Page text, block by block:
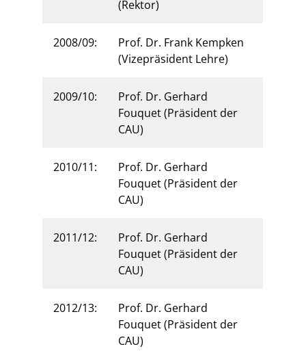
(Rektor)
2008/09:
Prof. Dr. Frank Kempken
(Vizepräsident Lehre)
2009/10:
Prof. Dr. Gerhard
Fouquet (Präsident der
CAU)
2010/11:
Prof. Dr. Gerhard
Fouquet (Präsident der
CAU)
2011/12:
Prof. Dr. Gerhard
Fouquet (Präsident der
CAU)
2012/13:
Prof. Dr. Gerhard
Fouquet (Präsident der
CAU)